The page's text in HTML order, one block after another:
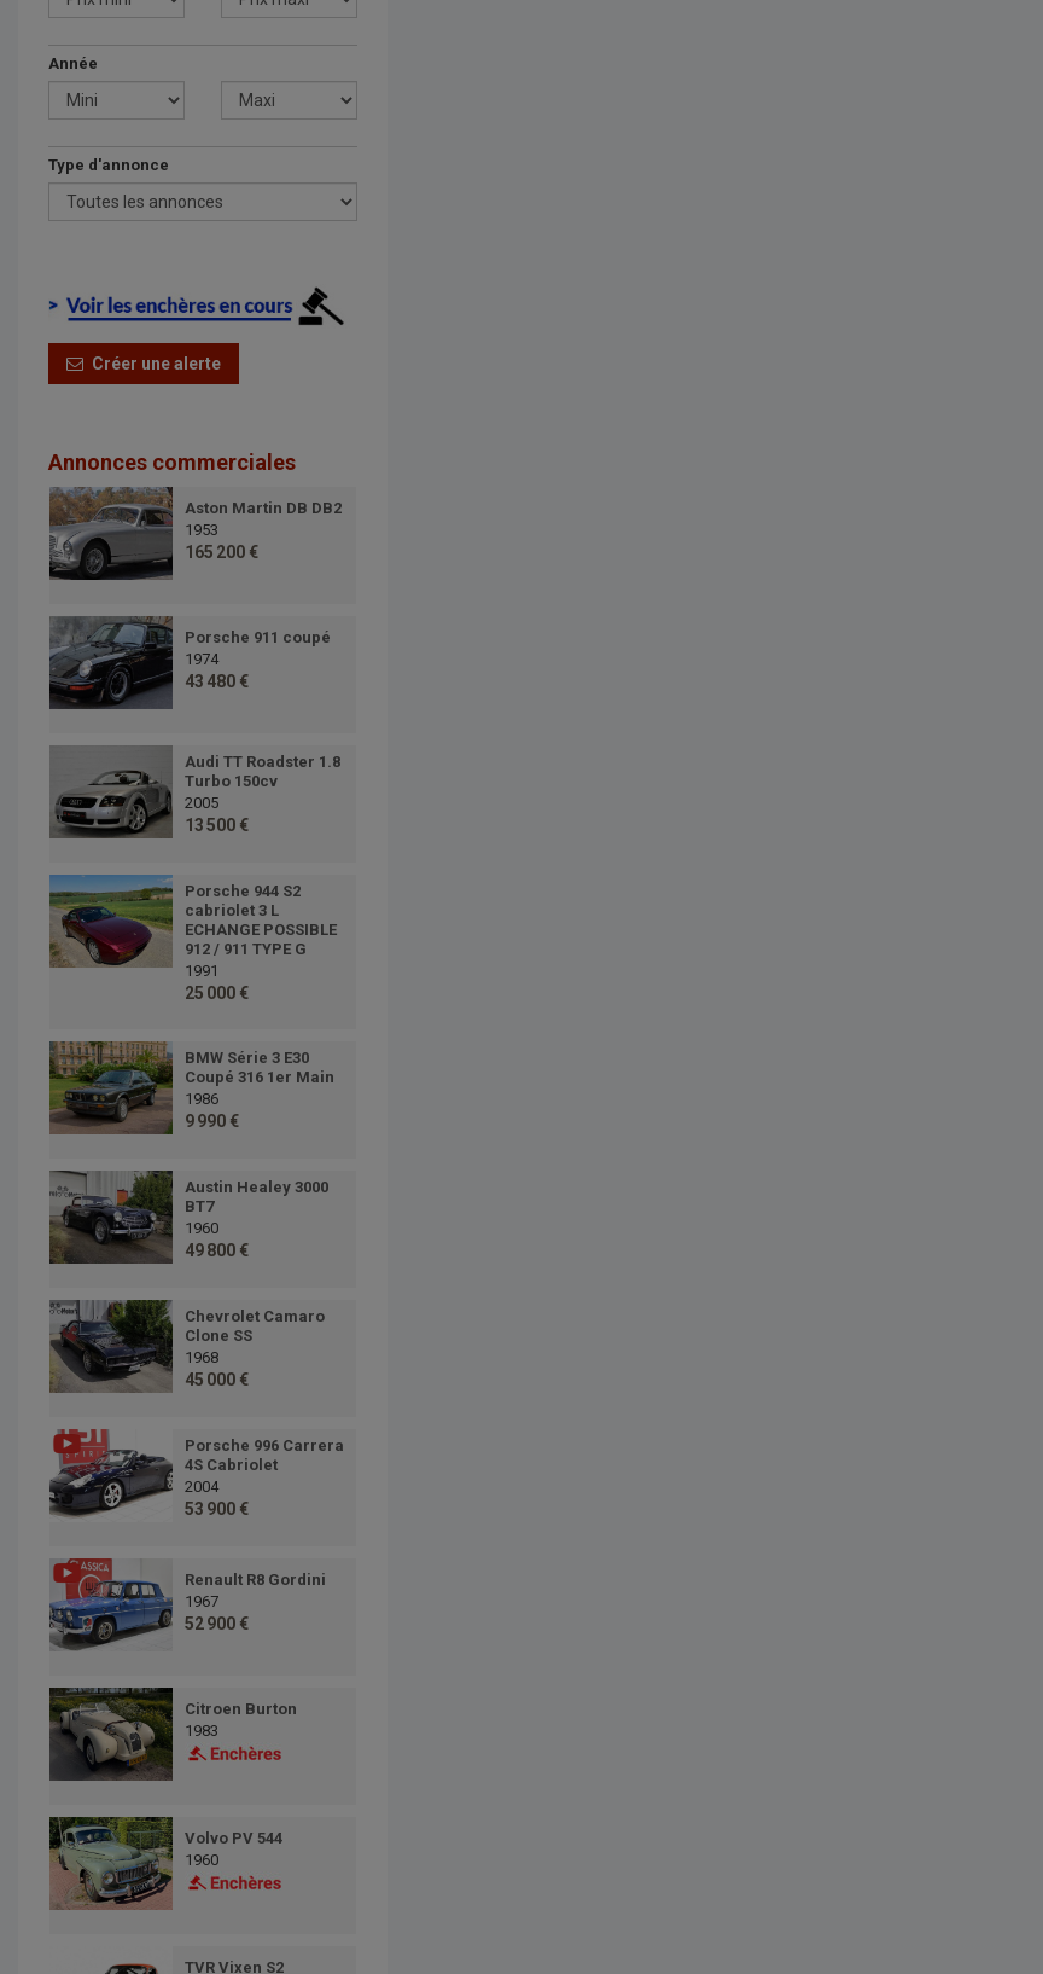
Année
Type d'annonce
Créer une alerte
Annonces commerciales
Aston Martin DB DB2
1953
165 200 €
Porsche 911 coupé
1974
43 480 €
Audi TT Roadster 1.8
Turbo 150cv
2005
13 500 €
Porsche 944 S2
cabriolet 3 L
ECHANGE POSSIBLE
912 / 911 TYPE G
1991
25 000 €
BMW Série 3 E30
Coupé 316 1er Main
1986
9 990 €
Austin Healey 3000
BT7
1960
49 800 €
Chevrolet Camaro
Clone SS
1968
45 000 €
Porsche 996 Carrera
4S Cabriolet
2004
53 900 €
Renault R8 Gordini
1967
52 900 €
Citroen Burton
1983
Volvo PV 544
1960
TVR Vixen S2